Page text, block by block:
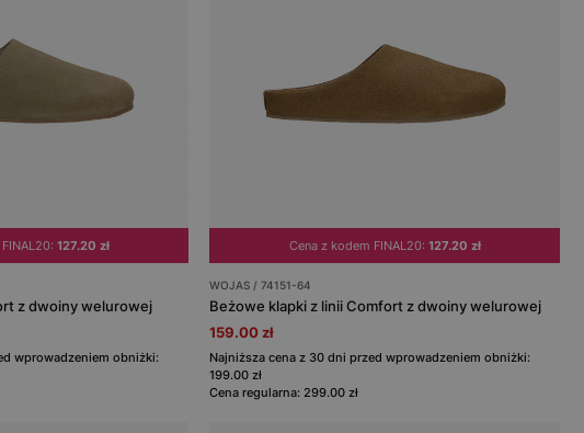
127.20 zł
z dwoiny welurowej
wprowadzeniem obniżki:
Cena z kodem FINAL20: 127.20 zł
WOJAS / 74151-64
Beżowe klapki z linii Comfort z dwoiny welurowej
159.00 zł
Najniższa cena z 30 dni przed wprowadzeniem obniżki:
199.00 zł
Cena regularna: 299.00 zł